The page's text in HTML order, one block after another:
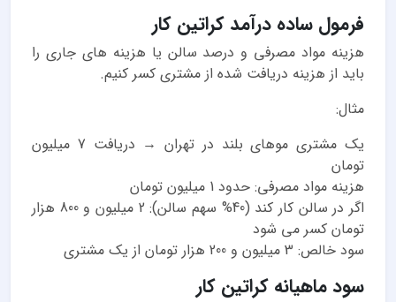
فرمول ساده درآمد کراتین کار
هزینه مواد مصرفی و درصد سالن یا هزینه های جاری را
باید از هزینه دریافت شده از مشتری کسر کنیم.
مثال:
یک مشتری موهای بلند در تهران → دریافت 7 میلیون
تومان
هزینه مواد مصرفی: حدود 1 میلیون تومان
اگر در سالن کار کند (40% سهم سالن): 2 میلیون و 800 هزار
تومان کسر می شود
سود خالص: 3 میلیون و 200 هزار تومان از یک مشتری
سود ماهیانه کراتین کار